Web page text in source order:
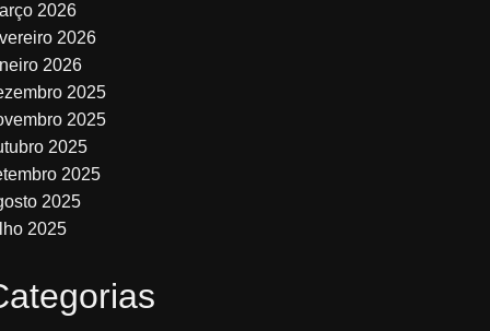
2026
2026
2026
2025
2025
2025
2025
2025
2025